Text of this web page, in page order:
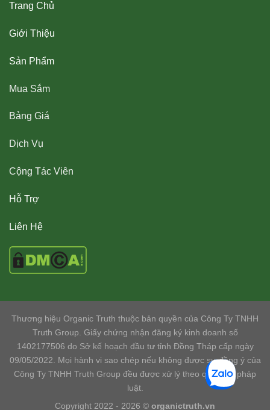
Trang Chủ
Giới Thiệu
Sản Phẩm
Mua Sắm
Bảng Giá
Dịch Vụ
Cộng Tác Viên
Hỗ Trợ
Liên Hệ
Thương hiệu Organic Truth thuộc bản quyền của Công Ty TNHH
Truth Group. Giấy chứng nhận đăng ký kinh doanh số
1402177506 do Sở kế hoạch đầu tư tỉnh Đồng Tháp cấp ngày
09/05/2022. Mọi hành vi sao chép nếu không được sự đồng ý của
Công Ty TNHH Truth Group đều được xử lý theo quy định pháp
luật.
Copyright 2022 - 2026 © organictruth.vn